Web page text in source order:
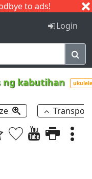
to ads!
I J
Login
ng kabutihan ukulele